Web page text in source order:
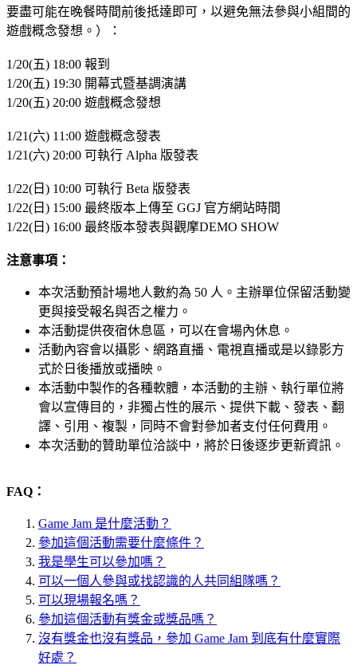
要盡可能在晚餐時間前後抵達即可，以避免無法參與小組間的
遊戲概念發想。）：
1/20(五) 18:00 報到
1/20(五) 19:30 開幕式暨基調演講
1/20(五) 20:00 遊戲概念發想
1/21(六) 11:00 遊戲概念發表
1/21(六) 20:00 可執行 Alpha 版發表
1/22(日) 10:00 可執行 Beta 版發表
1/22(日) 15:00 最終版本上傳至 GGJ 官方網站時間
1/22(日) 16:00 最終版本發表與觀摩DEMO SHOW
注意事項：
本次活動預計場地人數約為 50 人。主辦單位保留活動變
更與接受報名與否之權力。
本活動提供夜宿休息區，可以在會場內休息。
活動內容會以攝影、網路直播、電視直播或是以錄影方
式於日後播放或播映。
本活動中製作的各種軟體，本活動的主辦、執行單位將
會以宣傳目的，非獨占性的展示、提供下載、發表、翻
譯、引用、複製，同時不會對參加者支付任何費用。
本次活動的贊助單位洽談中，將於日後逐步更新資訊。
FAQ：
Game Jam 是什麼活動？
參加這個活動需要什麼條件？
我是學生可以參加嗎？
可以一個人參與或找認識的人共同組隊嗎？
可以現場報名嗎？
參加這個活動有獎金或獎品嗎？
沒有獎金也沒有獎品，參加 Game Jam 到底有什麼實際
好處？